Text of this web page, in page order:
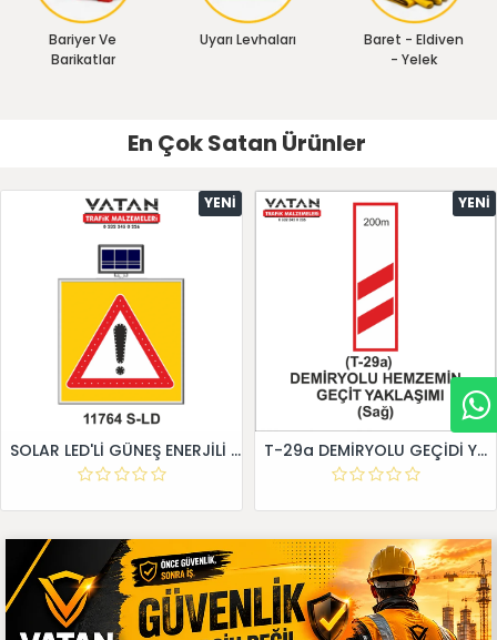
Bariyer Ve
Barikatlar
Uyarı Levhaları
Baret - Eldiven
- Yelek
En Çok Satan Ürünler
YENI
SOLAR LED'Lİ GÜNEŞ ENERJİLİ LEVHA
YENI
T-29a DEMİRYOLU GEÇİDİ YAKLAŞIM LEVHALARI (Sağ)